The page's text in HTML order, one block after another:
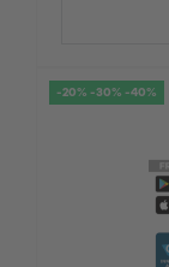
-20% -30% -40%